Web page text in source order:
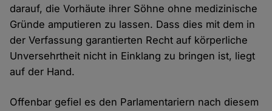
darauf, die Vorhäute ihrer Söhne ohne medizinische
Gründe amputieren zu lassen. Dass dies mit dem in
der Verfassung garantierten Recht auf körperliche
Unversehrtheit nicht in Einklang zu bringen ist, liegt
auf der Hand.
Offenbar gefiel es den Parlamentariern nach diesem